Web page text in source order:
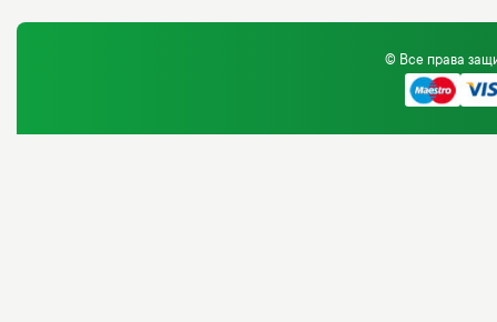
© Все права